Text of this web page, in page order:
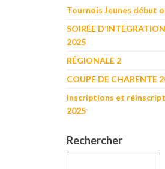
Tournois Jeunes début
SOIRÉE
2025
RÉGIONALE 2
COUPE DE CHARENTE
Inscriptions et
2025
Rechercher